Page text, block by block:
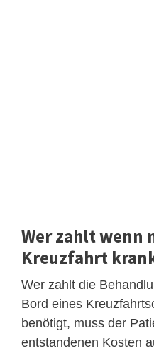
Wer zahlt wenn
Kreuzfahrt
Wer zahlt die
Bord eines
benötigt, muss der
entstandenen Kosten